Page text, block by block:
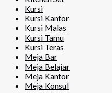
Kursi
Kursi Kantor
Kursi Malas
Kursi Tamu
Kursi Teras
Meja Bar
Meja Belajar
Meja Kantor
Meja Konsul